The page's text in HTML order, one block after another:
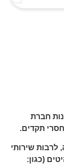
חברת
תקדים.
שירותי
(כגון: